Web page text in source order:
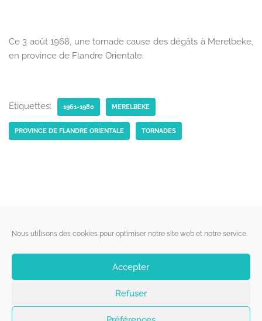
Nous utilisons des cookies pour optimiser notre site web et notre service.
Accepter
Refuser
Ce 3 août 1968, une tornade cause des dégâts à Merelbeke,
en province de Flandre Orientale.
Étiquettes: 1961-1980 MERELBEKE
PROVINCE DE FLANDRE ORIENTALE TORNADES
Liens utiles
Qui sommes-nous ?
Politique de cookies